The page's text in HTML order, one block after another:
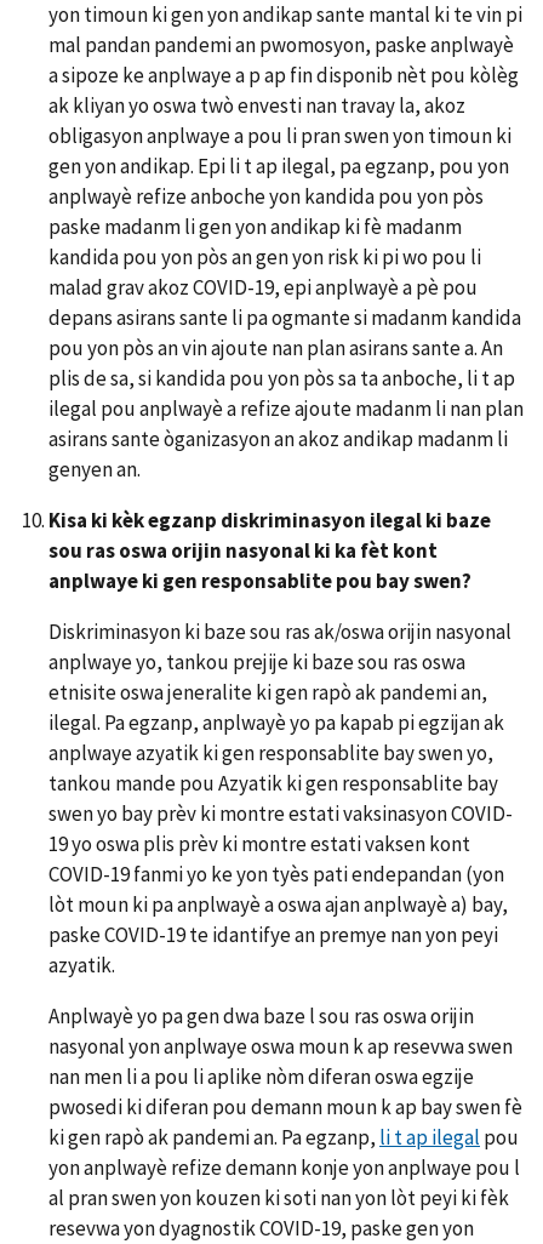
yon timoun ki gen yon andikap sante mantal ki te vin pi
mal pandan pandemi an pwomosyon, paske anplwayè
a sipoze ke anplwaye a p ap fin disponib nèt pou kòlèg
ak kliyan yo oswa twò envesti nan travay la, akoz
obligasyon anplwaye a pou li pran swen yon timoun ki
gen yon andikap. Epi li t ap ilegal, pa egzanp, pou yon
anplwayè refize anboche yon kandida pou yon pòs
paske madanm li gen yon andikap ki fè madanm
kandida pou yon pòs an gen yon risk ki pi wo pou li
malad grav akoz COVID-19, epi anplwayè a pè pou
depans asirans sante li pa ogmante si madanm kandida
pou yon pòs an vin ajoute nan plan asirans sante a. An
plis de sa, si kandida pou yon pòs sa ta anboche, li t ap
ilegal pou anplwayè a refize ajoute madanm li nan plan
asirans sante òganizasyon an akoz andikap madanm li
genyen an.
Kisa ki kèk egzanp diskriminasyon ilegal ki baze
sou ras oswa orijin nasyonal ki ka fèt kont
anplwaye ki gen responsablite pou bay swen?
Diskriminasyon ki baze sou ras ak/oswa orijin nasyonal
anplwaye yo, tankou prejije ki baze sou ras oswa
etnisite oswa jeneralite ki gen rapò ak pandemi an,
ilegal. Pa egzanp, anplwayè yo pa kapab pi egzijan ak
anplwaye azyatik ki gen responsablite bay swen yo,
tankou mande pou Azyatik ki gen responsablite bay
swen yo bay prèv ki montre estati vaksinasyon COVID-
19 yo oswa plis prèv ki montre estati vaksen kont
COVID-19 fanmi yo ke yon tyès pati endepandan (yon
lòt moun ki pa anplwayè a oswa ajan anplwayè a) bay,
paske COVID-19 te idantifye an premye nan yon peyi
azyatik.
Anplwayè yo pa gen dwa baze l sou ras oswa orijin
nasyonal yon anplwaye oswa moun k ap resevwa swen
nan men li a pou li aplike nòm diferan oswa egzije
pwosedi ki diferan pou demann moun k ap bay swen fè
ki gen rapò ak pandemi an. Pa egzanp, li t ap ilegal pou
yon anplwayè refize demann konje yon anplwaye pou l
al pran swen yon kouzen ki soti nan yon lòt peyi ki fèk
resevwa yon dyagnostik COVID-19, paske gen yon